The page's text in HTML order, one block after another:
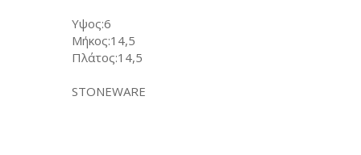
Υψος:6
Μήκος:14,5
Πλάτος:14,5
STONEWARE